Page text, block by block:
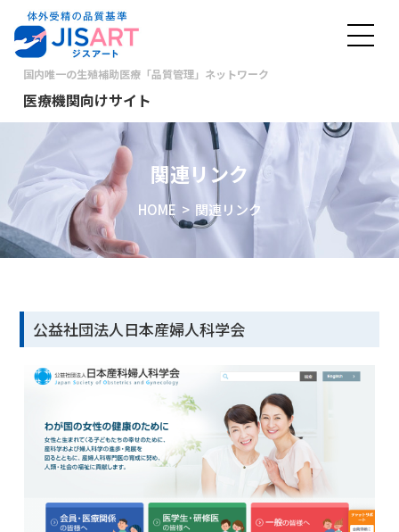
国内唯一の生殖補助医療「品質管理」ネットワーク
医療機関向けサイト
関連リンク
HOME > 関連リンク
公益社団法人日本産婦人科学会